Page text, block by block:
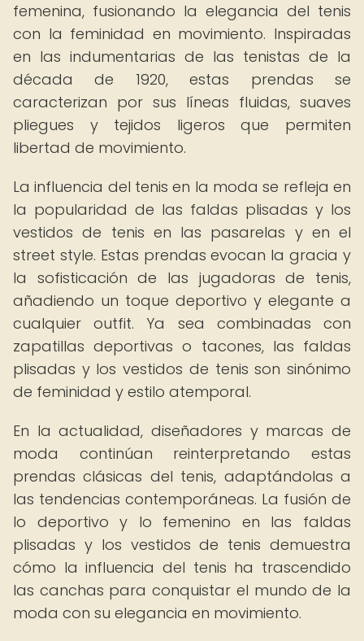
femenina, fusionando la elegancia del tenis
con la feminidad en movimiento. Inspiradas
en las indumentarias de las tenistas de la
década de 1920, estas prendas se
caracterizan por sus líneas fluidas, suaves
pliegues y tejidos ligeros que permiten
libertad de movimiento.
La influencia del tenis en la moda se refleja en
la popularidad de las faldas plisadas y los
vestidos de tenis en las pasarelas y en el
street style. Estas prendas evocan la gracia y
la sofisticación de las jugadoras de tenis,
añadiendo un toque deportivo y elegante a
cualquier outfit. Ya sea combinadas con
zapatillas deportivas o tacones, las faldas
plisadas y los vestidos de tenis son sinónimo
de feminidad y estilo atemporal.
En la actualidad, diseñadores y marcas de
moda continúan reinterpretando estas
prendas clásicas del tenis, adaptándolas a
las tendencias contemporáneas. La fusión de
lo deportivo y lo femenino en las faldas
plisadas y los vestidos de tenis demuestra
cómo la influencia del tenis ha trascendido
las canchas para conquistar el mundo de la
moda con su elegancia en movimiento.